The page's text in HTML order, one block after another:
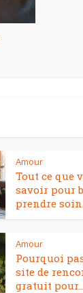
Amour
Tout ce que
savoir pour
prendre
Amour
Pourquoi
site de
gratuit